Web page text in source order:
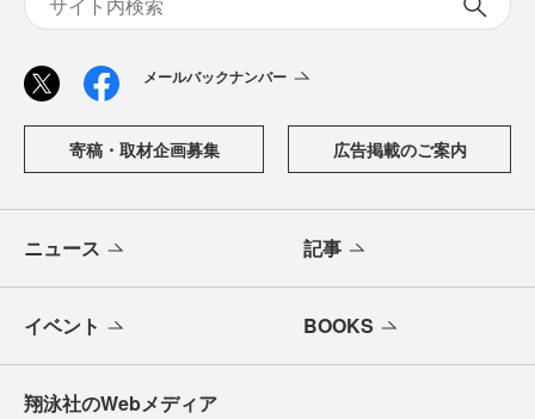
メールバックナンバー
寄稿・取材企画募集 広告掲載のご案内
ニュース 記事
イベント BOOKS
翔泳社のWebメディア